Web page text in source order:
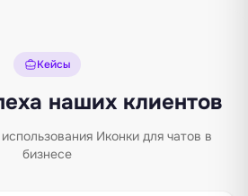
Кейсы
наших клиентов
Иконки для чатов в
бизнесе